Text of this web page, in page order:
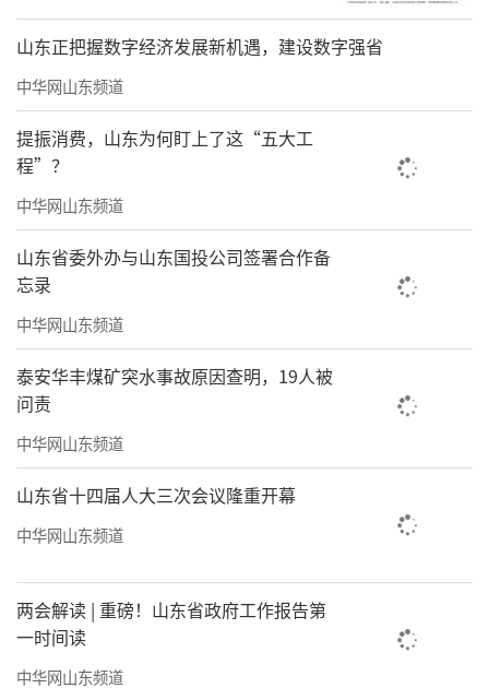
会议强调，要抓住机遇、乘势而上，既要
看到国家战略叠加的政策机遇，也要抓住高铁
开通的发展机遇，把资源优势转化为文旅胜
势。要塑强文旅品牌，为“文旅兴市”增光添
彩，加强项目建设，为“文旅兴市”赋能增
效，深化文旅融合，为“文旅兴市”铸魂塑
形，推进全域融合，为“文旅兴市”提标扩
面，优化发展环境，为“文旅兴市”保驾护
会上，传达学习了全国、全省相关会议精
神，通报表扬了2023年度全市文化和旅游工作
突出单位、获奖项目，临清市、高唐县、东阿
县铜城街道、冠县柳林镇以及市文化和旅游行
业协会、市精品旅游促进会作交流发言。
市“文旅兴市”专班成员单位分管负责同
志，市文化和旅游局班子成员、各科室（单
位）负责人，各县（市、区）政府、市属开发
区管委会分管负责同志、文化和旅游部门主要
负责同志，部分行业协会负责人，文化经营单
山东正把握数字经济发展新机遇，建设数字强省
中华网山东频道
提振消费，山东为何盯上了这“五大工
程”？
中华网山东频道
山东省委外办与山东国投公司签署合作备
忘录
中华网山东频道
泰安华丰煤矿突水事故原因查明，19人被
问责
中华网山东频道
山东省十四届人大三次会议隆重开幕
中华网山东频道
两会解读 | 重磅！山东省政府工作报告第
一时间读
中华网山东频道